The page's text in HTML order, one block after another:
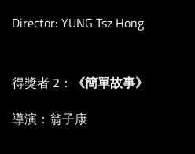
Director: YUNG Tsz Hong
得獎者 2： 《簡單故事》
導演：翁子康